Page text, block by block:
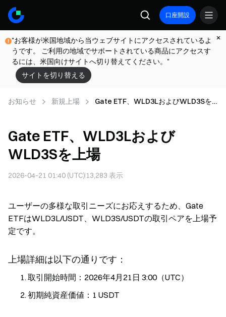
口座開設
"お客様が米国地域から当ウェブサイトにアクセスされているよ
うです。 ご利用の地域でサポートされている商品にアクセスす
るには、米国向けサイトへ切り替えてください。"
サイトを切り替える
お知らせ 新規上場
Gate ETF、WLD3LおよびWLD3Sを
Gate ETF、WLD3Lおよび
WLD3Sを上場
2026-04-21 01:40 (UTC) 13,283 表示
ユーザーの多様な取引ニーズにお応えするため、Gate
ETFはWLD3L/USDT、WLD3S/USDTの取引ペアを上場予
定です。
上場詳細は以下の通りです：
取引開始時間：2026年4月21日 3:00（UTC）
初期純資産価値：1 USDT